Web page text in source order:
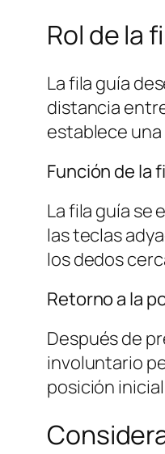
Rol de la
La fila guía
distancia
establece
Función de la
La fila guía
las teclas
los dedos
Retorno a la
Después de
involuntario
posición